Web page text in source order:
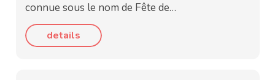
connue sous le nom de Fête de…
details